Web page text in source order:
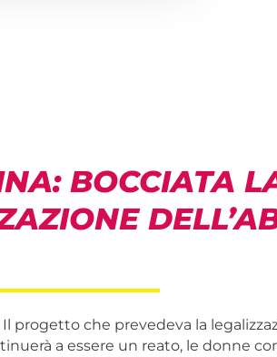
BOCCIATA
Il progetto che prevedeva la
a essere un reato, le donne